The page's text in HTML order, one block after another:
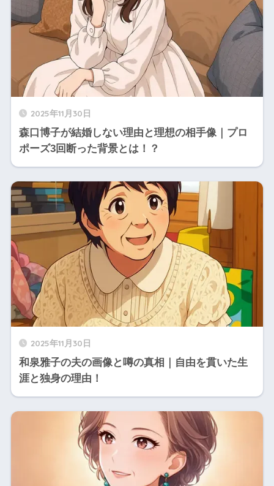
2025年11月30日
森口博子が結婚しない理由と理想の相手像｜プロ
ポーズ3回断った背景とは！？
2025年11月30日
和泉雅子の夫の画像と噂の真相｜自由を貫いた生
涯と独身の理由！